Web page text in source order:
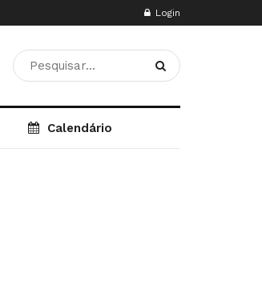
Login
Calendário